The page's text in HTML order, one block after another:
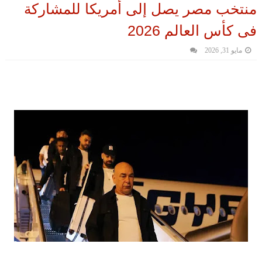
منتخب مصر يصل إلى أمريكا للمشاركة
فى كأس العالم 2026
مايو 31, 2026